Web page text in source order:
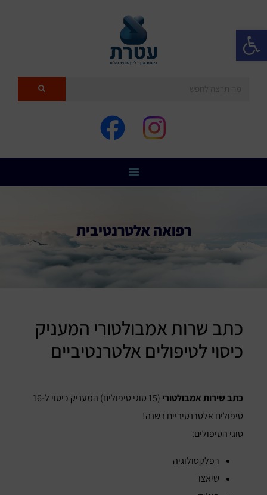
פתח סרגל נגישות
רפואה אלטרנטיבית
כתב שרות אמבולטורי המעניק
כיסוי לטיפולים אלטרנטיביים
כתב שירות אמבולטורי
(15 סוגי טיפולים) המעניק כיסוי ל-16
טיפולים אלטרנטיביים בשנה!
סוגי הטיפולים:
רפלקסולוגיה
שיאצו